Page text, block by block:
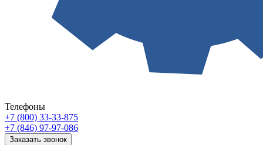
Телефоны
+7 (800) 33-33-875
+7 (846) 97-97-086
Заказать звонок